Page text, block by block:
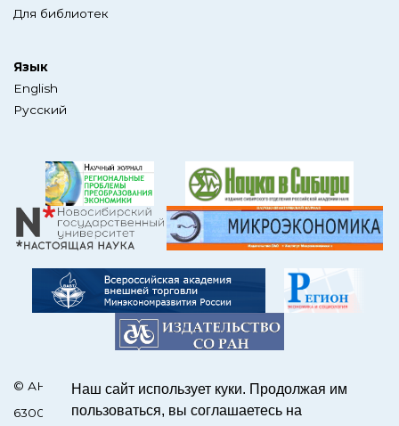
Наш сайт использует куки. Продолжая им
пользоваться, вы соглашаетесь на
Для библиотек
Язык
English
Русский
© АНО Редакция журнала «ЭКО»
630090, Россия, Новосибирск, пр. Академика